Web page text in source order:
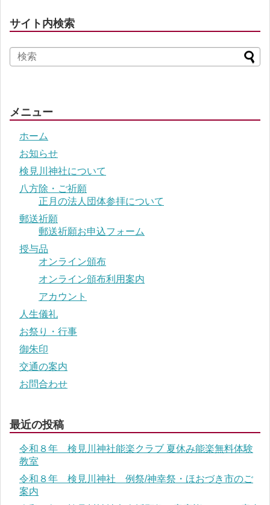
サイト内検索
メニュー
ホーム
お知らせ
検見川神社について
八方除・ご祈願
正月の法人団体参拝について
郵送祈願
郵送祈願お申込フォーム
授与品
オンライン頒布
オンライン頒布利用案内
アカウント
人生儀礼
お祭り・行事
御朱印
交通の案内
お問合わせ
最近の投稿
令和８年 検見川神社能楽クラブ 夏休み能楽無料体験
教室
令和８年 検見川神社 例祭/神幸祭・ほおづき市のご
案内